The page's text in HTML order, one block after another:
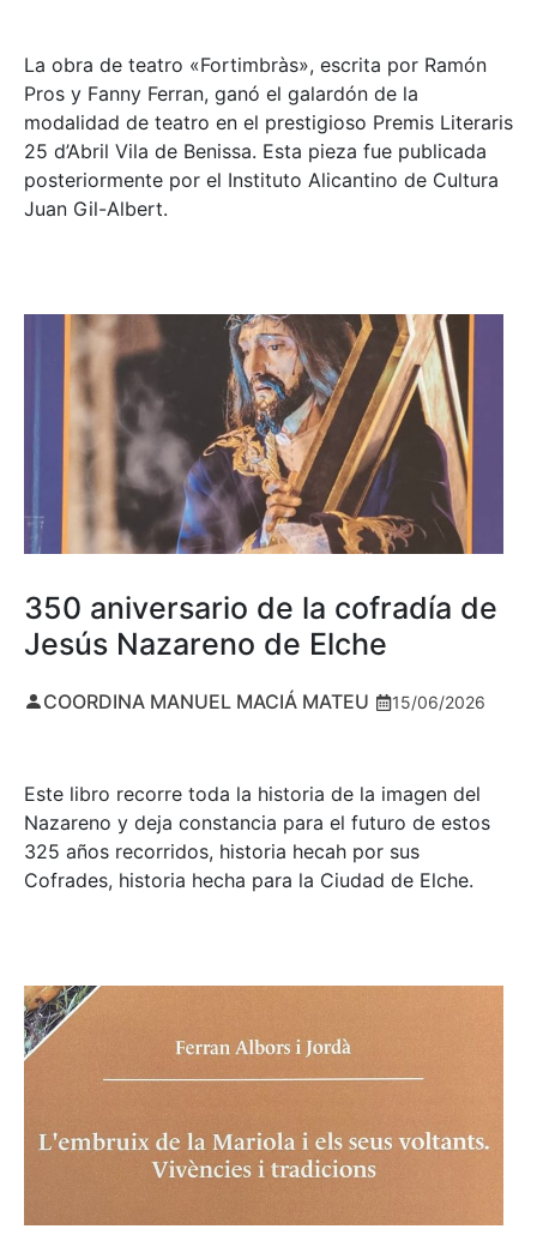
La obra de teatro «Fortimbràs», escrita por Ramón
Pros y Fanny Ferran, ganó el galardón de la
modalidad de teatro en el prestigioso Premis Literaris
25 d’Abril Vila de Benissa. Esta pieza fue publicada
posteriormente por el Instituto Alicantino de Cultura
Juan Gil-Albert.
350 aniversario de la cofradía de
Jesús Nazareno de Elche
COORDINA MANUEL MACIÁ MATEU 15/06/2026
Este libro recorre toda la historia de la imagen del
Nazareno y deja constancia para el futuro de estos
325 años recorridos, historia hecah por sus
Cofrades, historia hecha para la Ciudad de Elche.